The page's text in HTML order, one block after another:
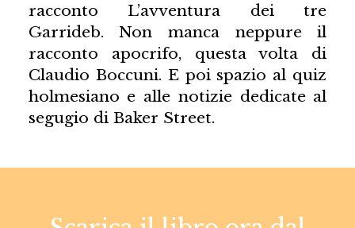
racconto L’avventura dei tre
Garrideb. Non manca neppure il
racconto apocrifo, questa volta di
Claudio Boccuni. E poi spazio al quiz
holmesiano e alle notizie dedicate al
segugio di Baker Street.